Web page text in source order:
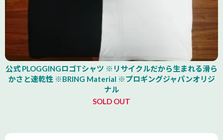
公式 PLOGGINGロゴTシャツ ※リサイクルだから生まれる滑ら
かさと速乾性 ※BRING Material ※プロギングジャパンオリジ
ナル
SOLD OUT